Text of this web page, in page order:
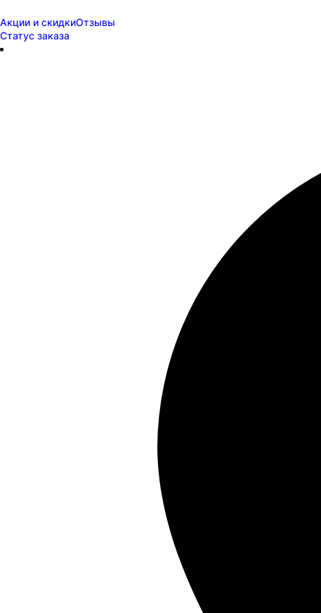
Акции и скидкиОтзывы
Статус заказа